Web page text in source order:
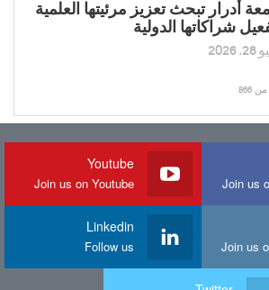
أدرار تبحث تعزيز مرئيتها العلمية
شراكاتها الدولية
Join us
Youtube
Join us on Youtube
Join us
Linkedin
Follow us